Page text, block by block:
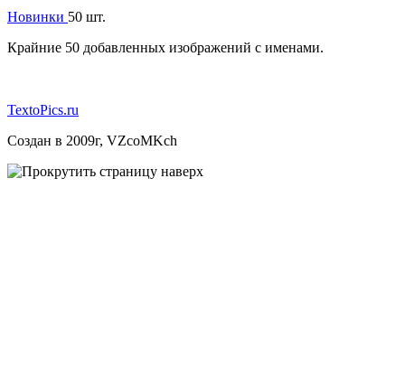
Новинки 50 шт.
Крайние 50 добавленных изображений с именами.
TextoPics.ru
Создан в 2009г, VZcoMKch